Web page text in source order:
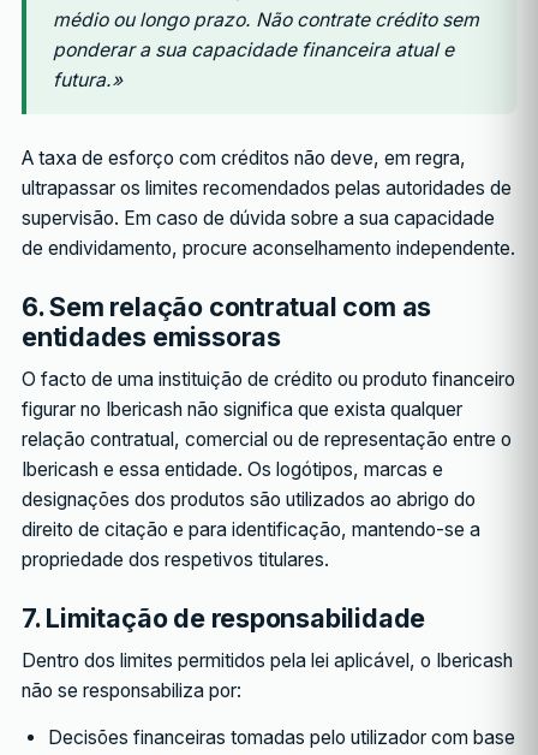
médio ou longo prazo. Não contrate crédito sem
ponderar a sua capacidade financeira atual e
futura.»
A taxa de esforço com créditos não deve, em regra,
ultrapassar os limites recomendados pelas autoridades de
supervisão. Em caso de dúvida sobre a sua capacidade
de endividamento, procure aconselhamento independente.
6. Sem relação contratual com as
entidades emissoras
O facto de uma instituição de crédito ou produto financeiro
figurar no Ibericash não significa que exista qualquer
relação contratual, comercial ou de representação entre o
Ibericash e essa entidade. Os logótipos, marcas e
designações dos produtos são utilizados ao abrigo do
direito de citação e para identificação, mantendo-se a
propriedade dos respetivos titulares.
7. Limitação de responsabilidade
Dentro dos limites permitidos pela lei aplicável, o Ibericash
não se responsabiliza por:
Decisões financeiras tomadas pelo utilizador com base